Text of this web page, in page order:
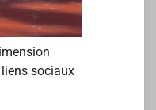
sociaux